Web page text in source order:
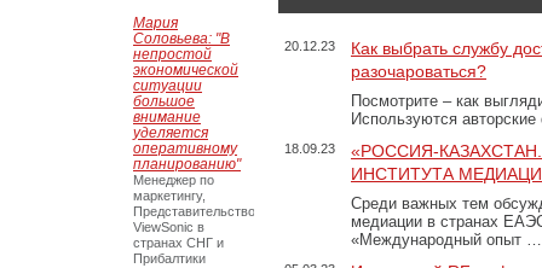
20.12.23
Как выбрать службу
разочароваться?
Посмотрите – как
Используются
18.09.23
«РОССИЯ-
ИНСТИТУТА
Среди важных тем
медиации в странах
«Международный опыт …
Мария
Соловьева: "В
непростой
экономической
ситуации
большое
внимание
уделяется
оперативному
планированию"
Менеджер по
маркетингу,
Представительство
ViewSonic в
странах СНГ и
Прибалтики